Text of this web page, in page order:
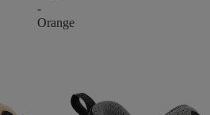
-
Orange